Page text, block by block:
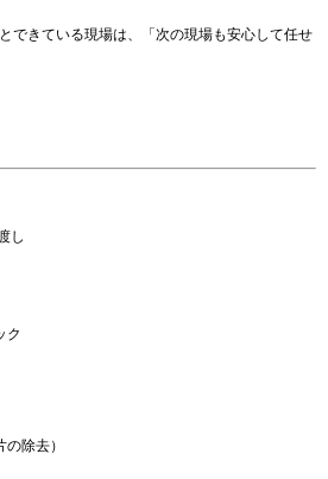
できている現場は、「次の現場も安心して任せ
し
ク
除去）